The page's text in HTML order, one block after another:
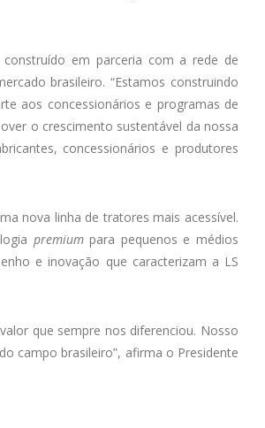
em parceria com a rede de
brasileiro. “Estamos construindo
aos concessionários e programas de
o crescimento sustentável da nossa
concessionários e produtores
nova linha de tratores mais acessível.
premiumpara pequenos e médios
e inovação que caracterizam a LS
que sempre nos diferenciou. Nosso
campo brasileiro”, afirma o Presidente